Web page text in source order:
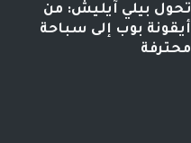
تحول بيلي آيليش: من
أيقونة بوب إلى سباحة
محترفة